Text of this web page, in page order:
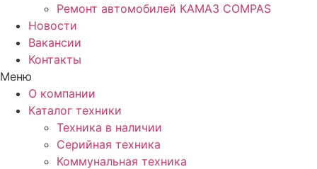
Ремонт автомобилей КАМАЗ COMPAS
Новости
Вакансии
Контакты
Меню
О компании
Каталог техники
Техника в наличии
Серийная техника
Коммунальная техника